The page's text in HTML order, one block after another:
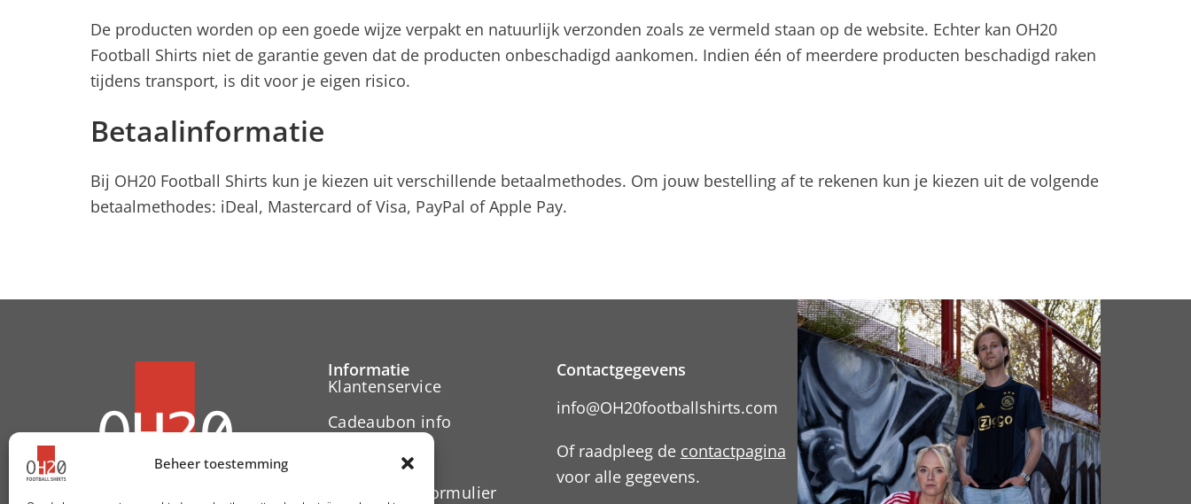
Beheer toestemming
De producten worden op een goede wijze verpakt en natuurlijk verzonden zoals ze vermeld staan op de website. Echter kan OH20
Football Shirts niet de garantie geven dat de producten onbeschadigd aankomen. Indien één of meerdere producten beschadigd raken
tijdens transport, is dit voor je eigen risico.
Betaalinformatie
Bij OH20 Football Shirts kun je kiezen uit verschillende betaalmethodes. Om jouw bestelling af te rekenen kun je kiezen uit de volgende
betaalmethodes: iDeal, Mastercard of Visa, PayPal of Apple Pay.
Informatie
Klantenservice
Cadeaubon info
Herroepingsformulier
Contactgegevens
info@OH20footballshirts.com
Of raadpleeg de contactpagina
voor alle gegevens.